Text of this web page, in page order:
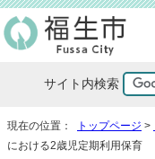
サイト内検索
現在の位置： トップページ >
における2歳児定期利用保育